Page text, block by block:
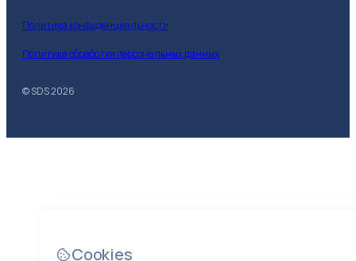
© SDS2026
Политика конфиденциальности
Политика обработки персональных данных
Cookies